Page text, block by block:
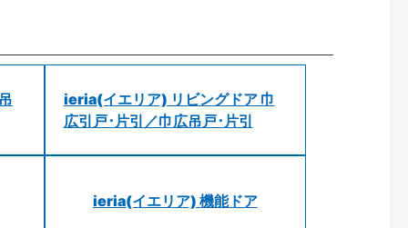
ieria(イエリア) リビングドア 巾
広引戸･片引／巾広吊戸･片引
ieria(イエリア) 機能ドア